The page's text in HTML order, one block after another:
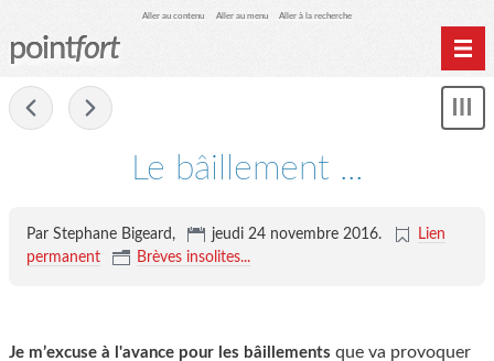
Aller au contenu Aller au menu Aller à la recherche
pointfort
Le bâillement ...
Par Stephane Bigeard, jeudi 24 novembre 2016.
Lien
permanent
Brèves insolites...
Je m’excuse à l'avance pour les bâillements que va provoquer